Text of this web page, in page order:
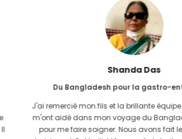
pour la gastro-entérologie
et la brillante équipe de GoMedii qui
voyage du Bangladesh vers l'Inde
Nous avons fait le bon choix en